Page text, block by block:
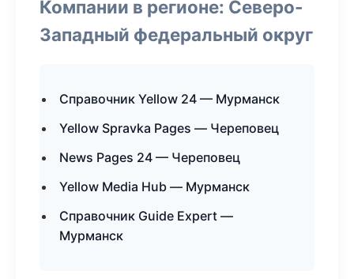
Компании в регионе: Северо-
Западный федеральный округ
Справочник Yellow 24 — Мурманск
Yellow Spravka Pages — Череповец
News Pages 24 — Череповец
Yellow Media Hub — Мурманск
Справочник Guide Expert —
Мурманск